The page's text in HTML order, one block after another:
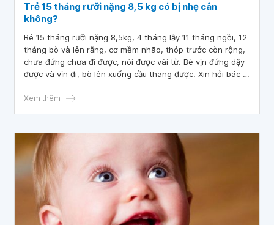
Trẻ 15 tháng rưỡi nặng 8,5 kg có bị nhẹ cân
không?
Bé 15 tháng rưỡi nặng 8,5kg, 4 tháng lẫy 11 tháng ngồi, 12
tháng bò và lên răng, cơ mềm nhão, thóp trước còn rộng,
chưa đứng chưa đi được, nói được vài từ. Bé vịn đứng dậy
được và vịn đi, bò lên xuống cầu thang được. Xin hỏi bác sĩ
Xem thêm